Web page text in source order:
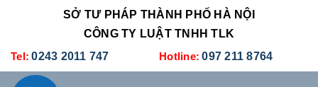
SỞ TƯ PHÁP THÀNH PHỐ HÀ NỘI
CÔNG TY LUẬT TNHH TLK
Tel: 0243 2011 747 Hotline: 097 211 8764